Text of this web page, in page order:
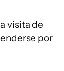
visita de
por